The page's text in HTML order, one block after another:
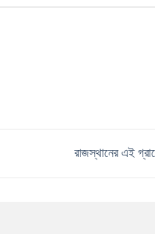
রাজস্থানের এই